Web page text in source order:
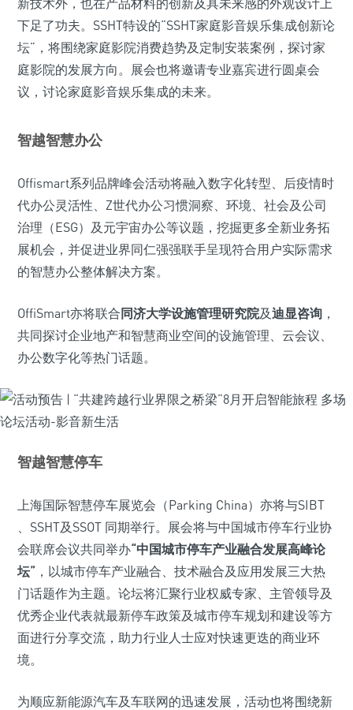
新技术外，也在产品材料的创新及具未来感的外观设计上
下足了功夫。SSHT特设的“SSHT家庭影音娱乐集成创新论
坛”，将围绕家庭影院消费趋势及定制安装案例，探讨家
庭影院的发展方向。展会也将邀请专业嘉宾进行圆桌会
议，讨论家庭影音娱乐集成的未来。
智越智慧办公
Offismart系列品牌峰会活动将融入数字化转型、后疫情时
代办公灵活性、Z世代办公习惯洞察、环境、社会及公司
治理（ESG）及元宇宙办公等议题，挖掘更多全新业务拓
展机会，并促进业界同仁强强联手呈现符合用户实际需求
的智慧办公整体解决方案。
OffiSmart亦将联合 同济大学设施管理研究院及迪显咨询 ，
共同探讨企业地产和智慧商业空间的设施管理、云会议、
办公数字化等热门话题。
智越智慧停车
上海国际智慧停车展览会（Parking China）亦将与SIBT
、SSHT及SSOT 同期举行。展会将与中国城市停车行业协
会联席会议共同举办“中国城市停车产业融合发展高峰论
坛” ，以城市停车产业融合、技术融合及应用发展三大热
门话题作为主题。论坛将汇聚行业权威专家、主管领导及
优秀企业代表就最新停车政策及城市停车规划和建设等方
面进行分享交流，助力行业人士应对快速更迭的商业环
境。
为顺应新能源汽车及车联网的迅速发展，活动也将围绕新